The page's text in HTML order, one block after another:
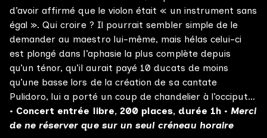
LES TRAVERSÉES BAROQUES
d’avoir affirmé que le violon était « un instrument sans
égal ». Qui croire ? Il pourrait sembler simple de le
demander au maestro lui-même, mais hélas celui-ci
est plongé dans l’aphasie la plus complète depuis
qu’un ténor, qu’il aurait payé 10 ducats de moins
qu’une basse lors de la création de sa cantate
Pulidoro, lui a porté un coup de chandelier à l’occiput…
• Concert entrée libre, 200 places, durée 1h • Merci
de ne réserver que sur un seul créneau horaire